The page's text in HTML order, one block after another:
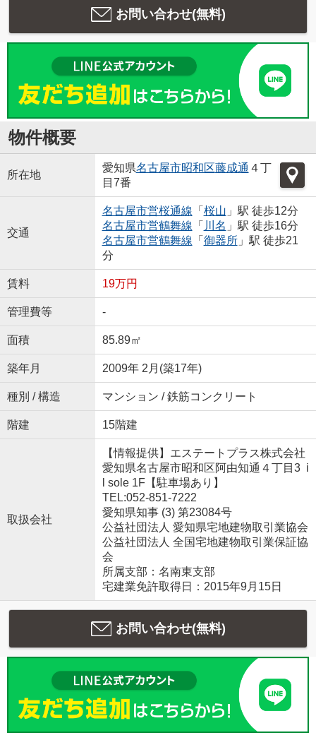
お問い合わせ(無料)
物件概要
所在地
愛知県名古屋市昭和区藤成通 ４丁
目7番
交通
名古屋市営桜通線 「 桜山 」駅 徒歩12分
名古屋市営鶴舞線 「 川名 」駅 徒歩16分
名古屋市営鶴舞線 「 御器所」駅 徒歩21
分
賃料 19万円
管理費等 -
面積 85.89㎡
築年月 2009年 2月(築17年)
種別 / 構造 マンション / 鉄筋コンクリート
階建 15階建
取扱会社
【情報提供】エステートプラス株式会社
愛知県名古屋市昭和区阿由知通４丁目3 i
l sole 1F【駐車場あり】
TEL:052-851-7222
愛知県知事 (3) 第23084号
公益社団法人 愛知県宅地建物取引業協会
公益社団法人 全国宅地建物取引業保証協
会
所属支部：名南東支部
宅建業免許取得日：2015年9月15日
お問い合わせ(無料)